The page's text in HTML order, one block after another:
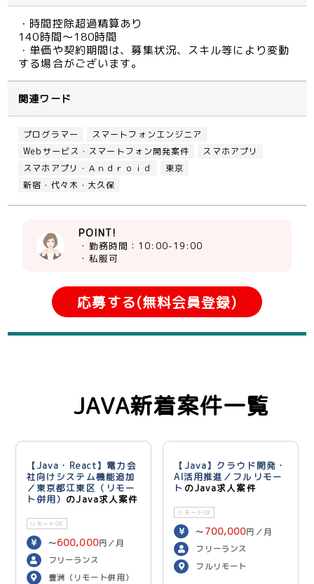
・時間控除超過精算あり
140時間～180時間
・単価や契約期間は、募集状況、スキル等により変動
する場合がございます。
関連ワード
プログラマー
スマートフォンエンジニア
Webサービス・スマートフォン開発案件
スマホアプリ
スマホアプリ・Ａｎｄｒｏｉｄ
東京
新宿・代々木・大久保
POINT!
・勤務時間：10:00-19:00
・私服可
応募する(無料会員登録)
JAVA新着案件一覧
【Java・React】電力会
社向けシステム機能追加
／東京都江東区（リモー
ト併用） のJava求人案件
リモートOK
〜600,000円／月
フリーランス
豊洲（リモート併用）
【Java】クラウド開発・
AI活用推進／フルリモー
ト のJava求人案件
リモートOK
〜 700,000円／月
フリーランス
フルリモート